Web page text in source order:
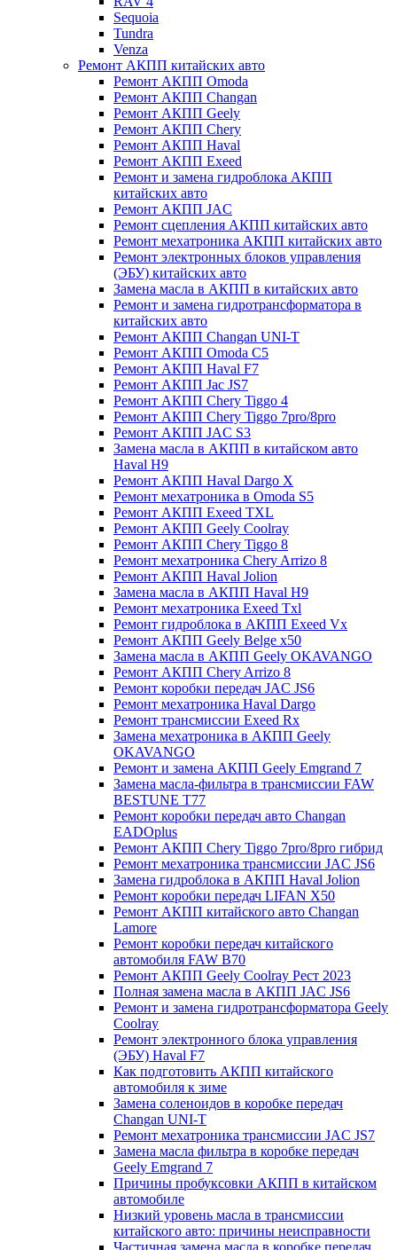
Sequoia
Tundra
Venza
Ремонт АКПП китайских авто
Ремонт АКПП Omoda
Ремонт АКПП Changan
Ремонт АКПП Geely
Ремонт АКПП Chery
Ремонт АКПП Haval
Ремонт АКПП Exeed
Ремонт и замена гидроблока АКПП
китайских авто
Ремонт АКПП JAC
Ремонт сцепления АКПП китайских авто
Ремонт мехатроника АКПП китайских авто
Ремонт электронных блоков управления
(ЭБУ) китайских авто
Замена масла в АКПП в китайских авто
Ремонт и замена гидротрансформатора в
китайских авто
Ремонт АКПП Changan UNI-T
Ремонт АКПП Omoda C5
Ремонт АКПП Haval F7
Ремонт АКПП Jac JS7
Ремонт АКПП Chery Tiggo 4
Ремонт АКПП Chery Tiggo 7pro/8pro
Ремонт АКПП JAC S3
Замена масла в АКПП в китайском авто
Haval H9
Ремонт АКПП Haval Dargo X
Ремонт мехатроника в Omoda S5
Ремонт АКПП Exeed TXL
Ремонт АКПП Geely Coolray
Ремонт АКПП Chery Tiggo 8
Ремонт мехатроника Chery Arrizo 8
Ремонт АКПП Haval Jolion
Замена масла в АКПП Haval H9
Ремонт мехатроника Exeed Txl
Ремонт гидроблока в АКПП Exeed Vx
Ремонт АКПП Geely Belge x50
Замена масла в АКПП Geely OKAVANGO
Ремонт АКПП Chery Arrizo 8
Ремонт коробки передач JAC JS6
Ремонт мехатроника Haval Dargo
Ремонт трансмиссии Exeed Rx
Замена мехатроника в АКПП Geely
OKAVANGO
Ремонт и замена АКПП Geely Emgrand 7
Замена масла-фильтра в трансмиссии FAW
BESTUNE T77
Ремонт коробки передач авто Changan
EADOplus
Ремонт АКПП Chery Tiggo 7pro/8pro гибрид
Ремонт мехатроника трансмиссии JAC JS6
Замена гидроблока в АКПП Haval Jolion
Ремонт коробки передач LIFAN X50
Ремонт АКПП китайского авто Changan
Lamore
Ремонт коробки передач китайского
автомобиля FAW B70
Ремонт АКПП Geely Coolray Pест 2023
Полная замена масла в АКПП JAC JS6
Ремонт и замена гидротрансформатора Geely
Coolray
Ремонт электронного блока управления
(ЭБУ) Haval F7
Как подготовить АКПП китайского
автомобиля к зиме
Замена соленоидов в коробке передач
Changan UNI-T
Ремонт мехатроника трансмиссии JAC JS7
Замена масла фильтра в коробке передач
Geely Emgrand 7
Причины пробуксовки АКПП в китайском
автомобиле
Низкий уровень масла в трансмиссии
китайского авто: причины неисправности
Частичная замена масла в коробке передач